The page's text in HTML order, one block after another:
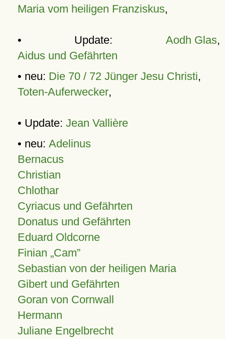
Maria vom heiligen Franziskus,
• Update: Aodh Glas,
Aidus und Gefährten
• neu: Die 70 / 72 Jünger Jesu Christi,
Toten-Auferwecker,
• Update: Jean Vallière
• neu: Adelinus
Bernacus
Christian
Chlothar
Cyriacus und Gefährten
Donatus und Gefährten
Eduard Oldcorne
Finian Cam
Sebastian von der heiligen Maria
Gibert und Gefährten
Goran von Cornwall
Hermann
Juliane Engelbrecht